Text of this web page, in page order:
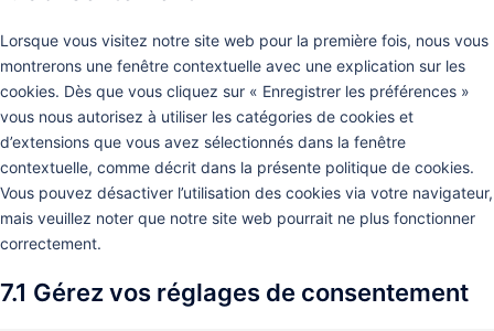
Lorsque vous visitez notre site web pour la première fois, nous vous
montrerons une fenêtre contextuelle avec une explication sur les
cookies. Dès que vous cliquez sur « Enregistrer les préférences »
vous nous autorisez à utiliser les catégories de cookies et
d’extensions que vous avez sélectionnés dans la fenêtre
contextuelle, comme décrit dans la présente politique de cookies.
Vous pouvez désactiver l’utilisation des cookies via votre navigateur,
mais veuillez noter que notre site web pourrait ne plus fonctionner
correctement.
7.1 Gérez vos réglages de consentement